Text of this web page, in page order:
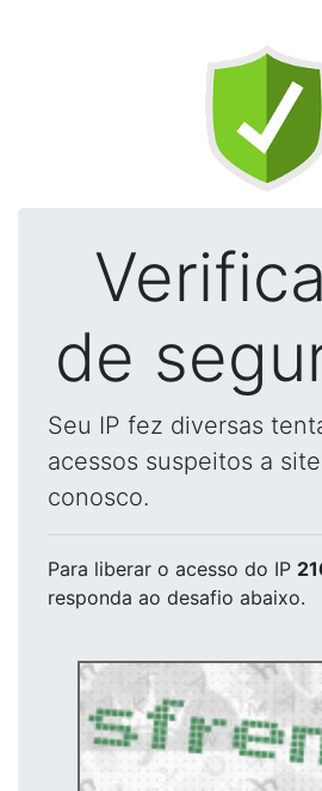
de
Seu IP fez diversas
acessos suspeitos a
conosco.
Para liberar o acesso do IP
responda ao desafio abaixo.